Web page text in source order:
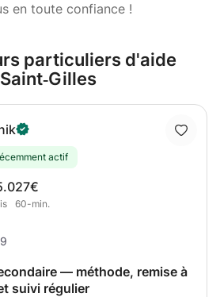
en toute confiance !
particuliers d'aide
actif
27€
60-min.
9
— méthode, remise à
suivi régulier